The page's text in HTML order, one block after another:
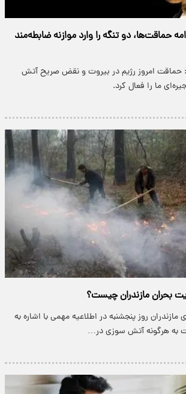
حماقت‌ها، دو تنگه را وارد موازنه ضابطه‌مند
حماقت امروز رژیم در بیروت و نقض صریح آتش
ما را فعال کرد.
بحران مازندران چیست؟
روز پنجشنبه در اطلاعیه مهمی با اشاره به
به هرگونه آتش سوزی در…